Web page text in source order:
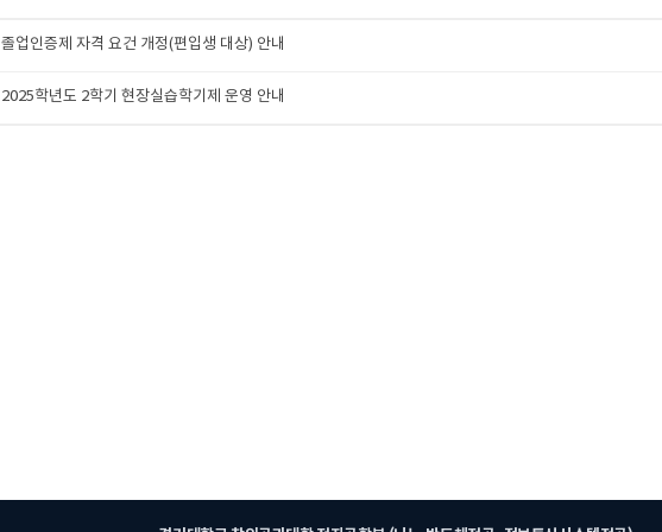
졸업인증제 자격 요건 개정(편입생 대상) 안내
2025학년도 2학기 현장실습학기제 운영 안내